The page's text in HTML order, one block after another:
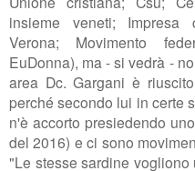
insieme veneti; Impresa
Verona; Movimento
EuDonna), ma - si vedrà -
area Dc.Gargani è
perché secondo lui in certe
n'è accorto presiedendo
del 2016) e ci sono
"Le stesse sardine vogliono